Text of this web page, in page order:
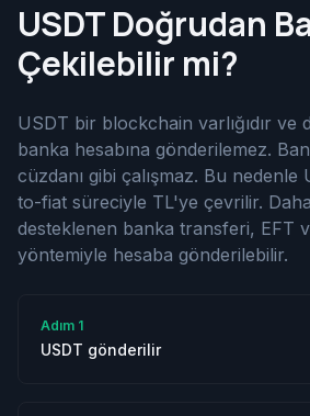
USDT Doğrudan
Çekilebilir mi?
USDT bir blockchain varlığıdır ve
banka hesabına gönderilemez.
cüzdanı gibi çalışmaz. Bu
to-fiat süreciyle TL'ye çevrilir.
desteklenen banka transferi, EFT
yöntemiyle hesaba gönderilebilir.
Adım 1
USDT gönderilir